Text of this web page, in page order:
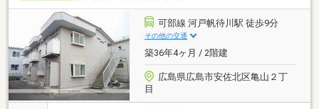
可部線 河戸帆待川駅 徒歩9分
その他の交通
築36年4ヶ月 / 2階建
広島県広島市安佐北区亀山２丁
目